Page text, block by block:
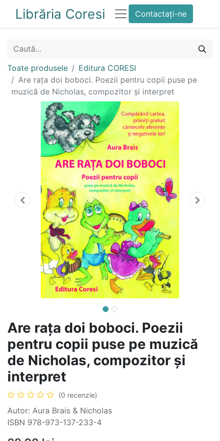
Librăria Coresi Contactați-ne
Toate produsele
Editura CORESI
Are rața doi boboci. Poezii pentru copii puse pe
muzică de Nicholas, compozitor și interpret
Are rața doi boboci. Poezii
pentru copii puse pe muzică
de Nicholas, compozitor și
interpret
(0 recenzie)
Autor: Aura Brais & Nicholas
ISBN 978-973-137-233-4